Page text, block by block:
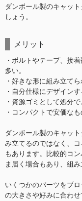
ダンボール製のキャッ
しょう。
メリット
・ボルトやテープ、接
多い。
・好きな形に組み立てら
・自分仕様にデザインす
・資源ゴミとして処分で
・コンパクトで安価なも
ダンボール製のキャッ
み立てるのではなく、
もあります。比較的コ
ま届く場合もあり、組
いくつかのパーツをブ
の大きさや好みに合わ